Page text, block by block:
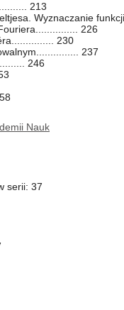
213
Wyznaczanie
226
230
237
246
Nauk
serii: 37